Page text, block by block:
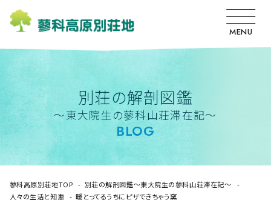
MENU
別荘の解剖図鑑
〜東大院生の蓼科山荘滞在記〜
BLOG
蓼科高原別荘地TOP
別荘の解剖図鑑〜東大院生の蓼科山荘滞在記〜
人々の生活と知恵
暖とってるうちにピザできちゃう窯